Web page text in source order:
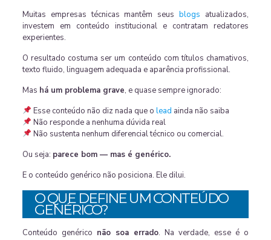
Muitas empresas técnicas mantêm seusblogs atualizados,
investem em conteúdo institucional e contratam redatores
experientes.
O resultado costuma ser um conteúdo com títulos chamativos,
texto fluido, linguagem adequada e aparência profissional.
Mas há um problema grave, e quase sempre ignorado:
Esse conteúdo não diz nada que o lead ainda não saiba
Não responde a nenhuma dúvida real
Não sustenta nenhum diferencial técnico ou comercial.
Ou seja: parece bom — mas é genérico.
E o conteúdo genérico não posiciona. Ele dilui.
O QUE DEFINE UM CONTEÚDO
GENÉRICO?
Conteúdo genérico não soa errado. Na verdade, esse é o